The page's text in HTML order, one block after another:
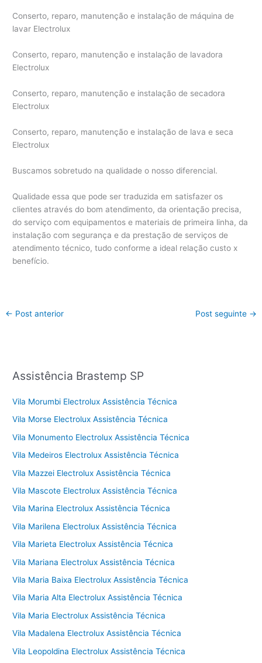
Conserto, reparo, manutenção e instalação de máquina de
lavar Electrolux
Conserto, reparo, manutenção e instalação de lavadora
Electrolux
Conserto, reparo, manutenção e instalação de secadora
Electrolux
Conserto, reparo, manutenção e instalação de lava e seca
Electrolux
Buscamos sobretudo na qualidade o nosso diferencial.
Qualidade essa que pode ser traduzida em satisfazer os
clientes através do bom atendimento, da orientação precisa,
do serviço com equipamentos e materiais de primeira linha, da
instalação com segurança e da prestação de serviços de
atendimento técnico, tudo conforme a ideal relação custo x
benefício.
← Post anterior Post seguinte →
Assistência Brastemp SP
Vila Morumbi Electrolux Assistência Técnica
Vila Morse Electrolux Assistência Técnica
Vila Monumento Electrolux Assistência Técnica
Vila Medeiros Electrolux Assistência Técnica
Vila Mazzei Electrolux Assistência Técnica
Vila Mascote Electrolux Assistência Técnica
Vila Marina Electrolux Assistência Técnica
Vila Marilena Electrolux Assistência Técnica
Vila Marieta Electrolux Assistência Técnica
Vila Mariana Electrolux Assistência Técnica
Vila Maria Baixa Electrolux Assistência Técnica
Vila Maria Alta Electrolux Assistência Técnica
Vila Maria Electrolux Assistência Técnica
Vila Madalena Electrolux Assistência Técnica
Vila Leopoldina Electrolux Assistência Técnica